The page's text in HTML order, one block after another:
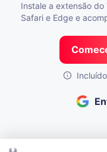
Instale a extensão
Safari e Edge e